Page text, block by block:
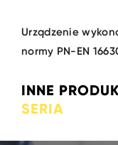
Urządzenie
normy PN-EN
INNE
SERIA